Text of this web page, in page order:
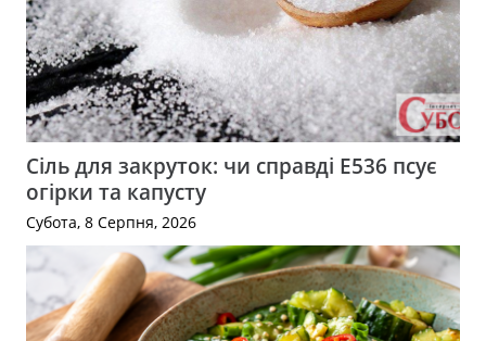
Сіль для закруток: чи справді Е536 псує
огірки та капусту
Субота, 8 Серпня, 2026